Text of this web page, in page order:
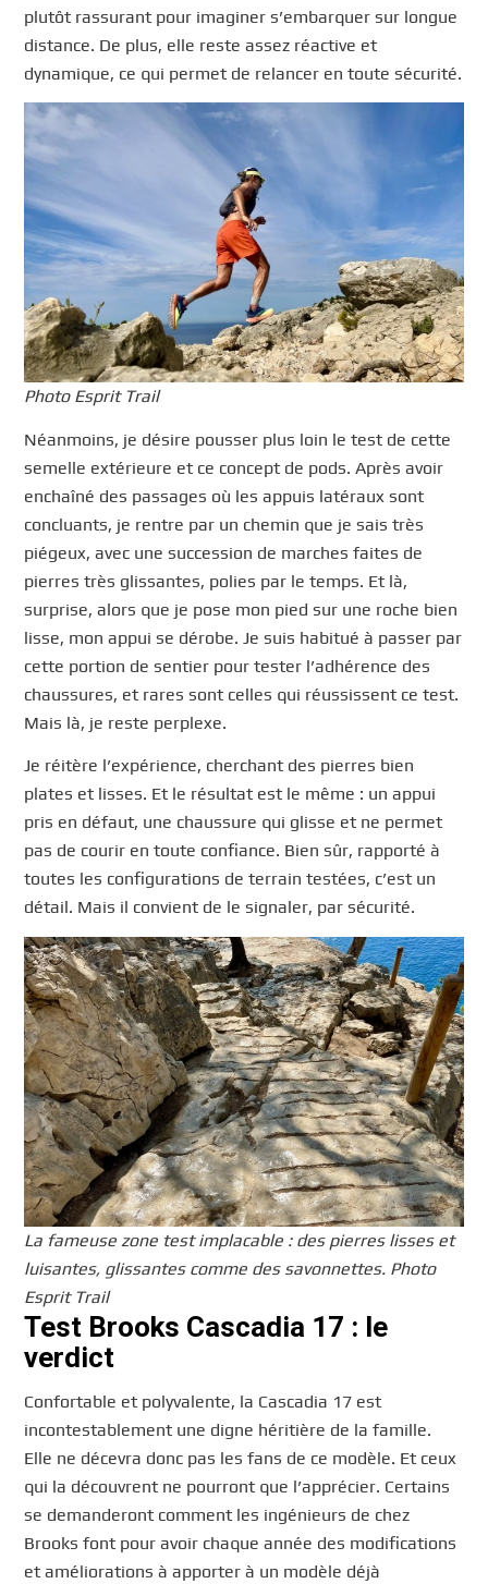
plutôt rassurant pour imaginer s’embarquer sur longue
distance. De plus, elle reste assez réactive et
dynamique, ce qui permet de relancer en toute sécurité.
Photo Esprit Trail
Néanmoins, je désire pousser plus loin le test de cette
semelle extérieure et ce concept de pods. Après avoir
enchaîné des passages où les appuis latéraux sont
concluants, je rentre par un chemin que je sais très
piégeux, avec une succession de marches faites de
pierres très glissantes, polies par le temps. Et là,
surprise, alors que je pose mon pied sur une roche bien
lisse, mon appui se dérobe. Je suis habitué à passer par
cette portion de sentier pour tester l’adhérence des
chaussures, et rares sont celles qui réussissent ce test.
Mais là, je reste perplexe.
Je réitère l’expérience, cherchant des pierres bien
plates et lisses. Et le résultat est le même : un appui
pris en défaut, une chaussure qui glisse et ne permet
pas de courir en toute confiance. Bien sûr, rapporté à
toutes les configurations de terrain testées, c’est un
détail. Mais il convient de le signaler, par sécurité.
La fameuse zone test implacable : des pierres lisses et
luisantes, glissantes comme des savonnettes. Photo
Esprit Trail
Test Brooks Cascadia 17 : le
verdict
Confortable et polyvalente, la Cascadia 17 est
incontestablement une digne héritière de la famille.
Elle ne décevra donc pas les fans de ce modèle. Et ceux
qui la découvrent ne pourront que l’apprécier. Certains
se demanderont comment les ingénieurs de chez
Brooks font pour avoir chaque année des modifications
et améliorations à apporter à un modèle déjà